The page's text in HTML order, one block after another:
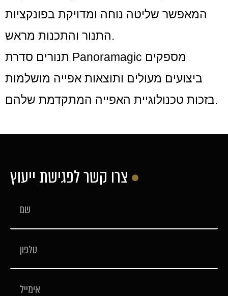
המאפשר שליטה נוחה ומדויקת בפונקציות
התנור והתכנות מראש.
תנורים סדרת Panoramagic מספקים
ביצועים מעולים ותוצאות אפייה מושלמות
בזכות טכנולוגיית האפייה המתקדמת שלהם.